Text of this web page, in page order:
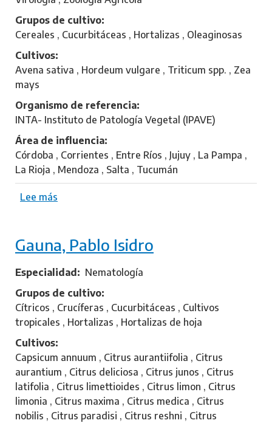
o
n
d
C
i
s
t
i
a
t
ó
n
Grupos de cultivo
Cereales , Cucurbitáceas , Hortalizas , Oleaginosas
Cultivos
Avena sativa , Hordeum vulgare , Triticum spp. , Zea
mays
Organismo de referencia
INTA- Instituto de Patología Vegetal (IPAVE)
Área de influencia
Córdoba , Corrientes , Entre Ríos , Jujuy , La Pampa ,
La Rioja , Mendoza , Salta , Tucumán
Lee más
r
e
M
t
t
i
M
a
r
i
Gauna, Pablo Isidro
Especialidad
Nematología
Grupos de cultivo
Cítricos , Crucíferas , Cucurbitáceas , Cultivos
tropicales , Hortalizas , Hortalizas de hoja
Cultivos
Capsicum annuum , Citrus aurantiifolia , Citrus
aurantium , Citrus deliciosa , Citrus junos , Citrus
latifolia , Citrus limettioides , Citrus limon , Citrus
limonia , Citrus maxima , Citrus medica , Citrus
nobilis , Citrus paradisi , Citrus reshni , Citrus